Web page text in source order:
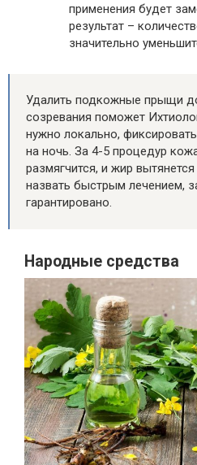
применения будет
результат –
значительно
Удалить подкожные прыщи
созревания поможет
нужно локально,
на ночь. За 4-5 процедур
размягчится, и жир
назвать быстрым лечением,
гарантировано.
Народные средства